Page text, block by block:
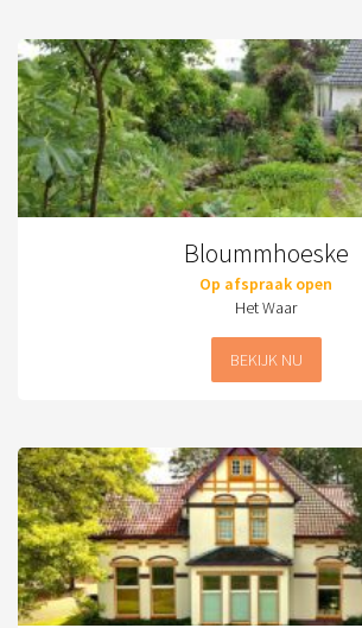
Bloummhoeske
Op afspraak open
Het Waar
BEKIJK NU